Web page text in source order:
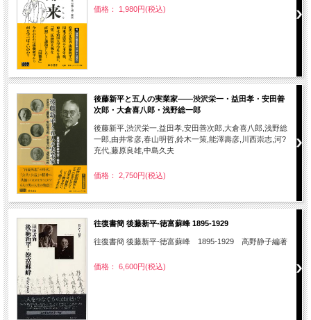
価格： 1,980円(税込)
後藤新平と五人の実業家――渋沢栄一・益田孝・安田善
次郎・大倉喜八郎・浅野総一郎
後藤新平,渋沢栄一,益田孝,安田善次郎,大倉喜八郎,浅野総
一郎,由井常彦,春山明哲,鈴木一策,能澤壽彦,川西崇志,河?
充代,藤原良雄,中島久夫
価格： 2,750円(税込)
往復書簡 後藤新平-徳富蘇峰 1895-1929
往復書簡 後藤新平-徳富蘇峰 1895-1929 高野静子編著
価格： 6,600円(税込)